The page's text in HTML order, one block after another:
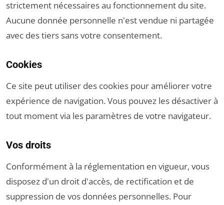
strictement nécessaires au fonctionnement du site.
Aucune donnée personnelle n'est vendue ni partagée
avec des tiers sans votre consentement.
Cookies
Ce site peut utiliser des cookies pour améliorer votre
expérience de navigation. Vous pouvez les désactiver à
tout moment via les paramètres de votre navigateur.
Vos droits
Conformément à la réglementation en vigueur, vous
disposez d'un droit d'accès, de rectification et de
suppression de vos données personnelles. Pour